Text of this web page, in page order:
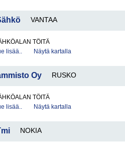
VANTAA
TÖITÄ
lisää..
Näytä kartalla
Oy RUSKO
TÖITÄ
lisää..
Näytä kartalla
NOKIA